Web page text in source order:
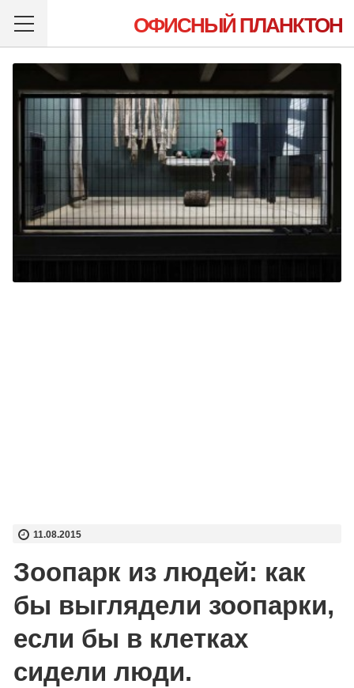
ОФИСНЫЙ ПЛАНКТОН
11.08.2015
Зоопарк из людей: как
бы выглядели зоопарки,
если бы в клетках
сидели люди.